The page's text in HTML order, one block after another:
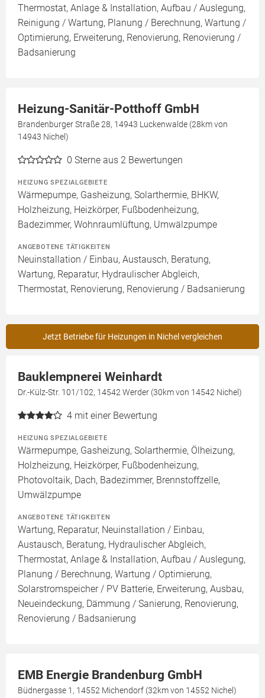
Thermostat, Anlage & Installation, Aufbau / Auslegung,
Reinigung / Wartung, Planung / Berechnung, Wartung /
Optimierung, Erweiterung, Renovierung, Renovierung /
Badsanierung
Heizung-Sanitär-Potthoff GmbH
Brandenburger Straße 28, 14943 Luckenwalde (28km von
14943 Nichel)
0 Sterne aus 2 Bewertungen
HEIZUNG SPEZIALGEBIETE
Wärmepumpe, Gasheizung, Solarthermie, BHKW,
Holzheizung, Heizkörper, Fußbodenheizung,
Badezimmer, Wohnraumlüftung, Umwälzpumpe
ANGEBOTENE TÄTIGKEITEN
Neuinstallation / Einbau, Austausch, Beratung,
Wartung, Reparatur, Hydraulischer Abgleich,
Thermostat, Renovierung, Renovierung / Badsanierung
Jetzt Betriebe für Heizungen in Nichel vergleichen
Bauklempnerei Weinhardt
Dr.-Külz-Str. 101/102, 14542 Werder (30km von 14542 Nichel)
4 mit einer Bewertung
HEIZUNG SPEZIALGEBIETE
Wärmepumpe, Gasheizung, Solarthermie, Ölheizung,
Holzheizung, Heizkörper, Fußbodenheizung,
Photovoltaik, Dach, Badezimmer, Brennstoffzelle,
Umwälzpumpe
ANGEBOTENE TÄTIGKEITEN
Wartung, Reparatur, Neuinstallation / Einbau,
Austausch, Beratung, Hydraulischer Abgleich,
Thermostat, Anlage & Installation, Aufbau / Auslegung,
Planung / Berechnung, Wartung / Optimierung,
Solarstromspeicher / PV Batterie, Erweiterung, Ausbau,
Neueindeckung, Dämmung / Sanierung, Renovierung,
Renovierung / Badsanierung
EMB Energie Brandenburg GmbH
Büdnergasse 1, 14552 Michendorf (32km von 14552 Nichel)